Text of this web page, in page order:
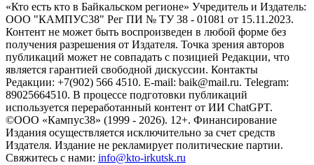
«Кто есть кто в Байкальском регионе» Учредитель и Издатель:
ООО "КАМПУС38" Рег ПИ № ТУ 38 - 01081 от 15.11.2023.
Контент не может быть воспроизведен в любой форме без
получения разрешения от Издателя. Точка зрения авторов
публикаций может не совпадать с позицией Редакции, что
является гарантией свободной дискуссии. Контакты
Редакции: +7(902) 566 4510. E-mail: baik@mail.ru. Telegram:
89025664510. В процессе подготовки публикаций
используется переработанный контент от ИИ ChatGPT.
©ООО «Кампус38» (1999 - 2026). 12+. Финансирование
Издания осуществляется исключительно за счет средств
Издателя. Издание не рекламирует политические партии.
Свяжитесь с нами: info@kto-irkutsk.ru